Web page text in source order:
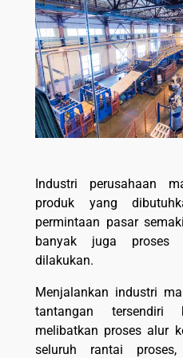
Industri perusahaan
produk yang
permintaan pasar
banyak juga proses
dilakukan.
Menjalankan industri
tantangan
melibatkan proses alur
seluruh rantai